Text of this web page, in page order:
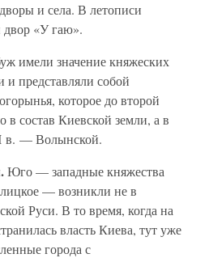
и села. В летописи
двор «У гаю».
имели значение княжеских
представляли собой
которое до второй
состав Киевской земли, а в
в. — Волынской.
Юго — западные княжества
— возникли не в
Руси. В то время, когда на
власть Киева, тут уже
города с